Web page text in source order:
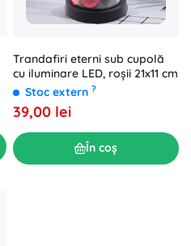
Trandafiri eterni sub cupolă
cu iluminare LED, roșii 21x11 cm
Stoc extern ?
39,00 lei
În coș